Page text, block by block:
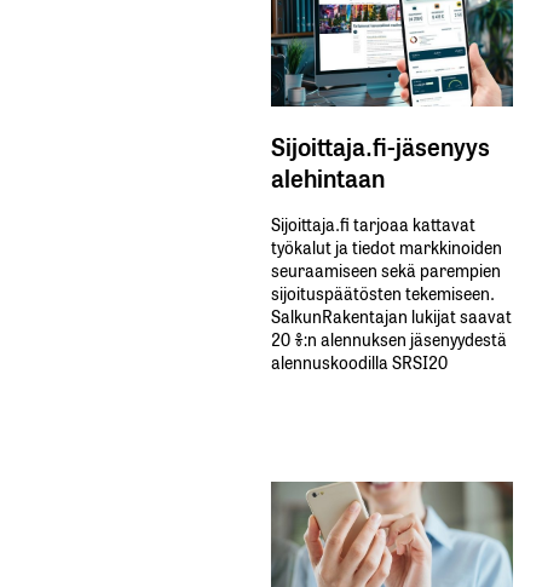
Sijoittaja.fi-jäsenyys
alehintaan
Sijoittaja.fi tarjoaa kattavat
työkalut ja tiedot markkinoiden
seuraamiseen sekä parempien
sijoituspäätösten tekemiseen.
SalkunRakentajan lukijat saavat
20 %:n alennuksen jäsenyydestä
alennuskoodilla SRSI20